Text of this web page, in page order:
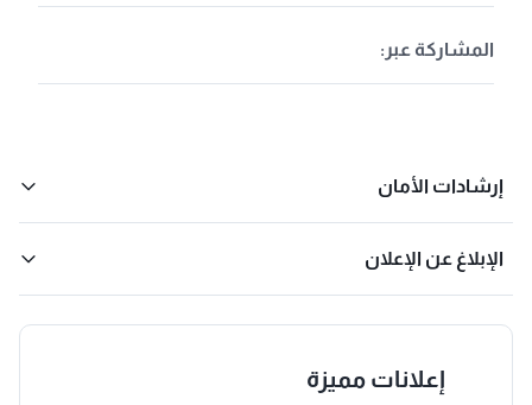
المشاركة عبر:
إرشادات الأمان
الإبلاغ عن الإعلان
إعلانات مميزة